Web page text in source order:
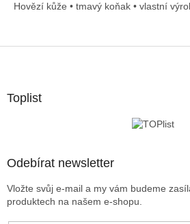
Hovězí kůže • tmavý koňak • vlastní
Toplist
Odebírat newsletter
Vložte svůj e-mail a my vám budeme
produktech na našem e-shopu.